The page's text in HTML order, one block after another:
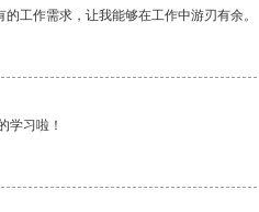
工作需求，让我能够在工作中游刃有余。
学习啦！